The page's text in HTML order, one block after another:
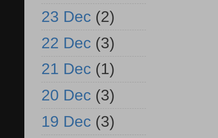
23 Dec (2)
22 Dec (3)
21 Dec (1)
20 Dec (3)
19 Dec (3)